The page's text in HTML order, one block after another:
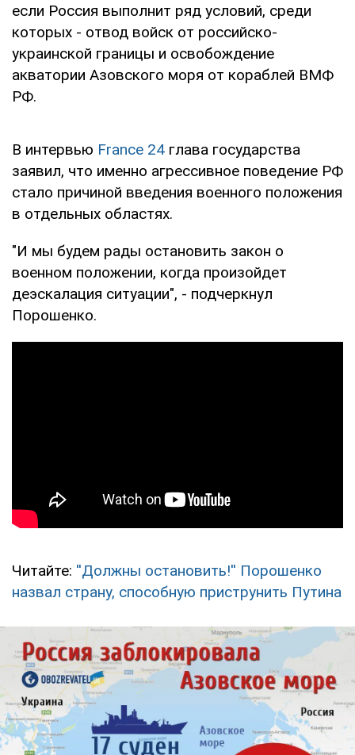
если Россия выполнит ряд условий, среди
которых - отвод войск от российско-
украинской границы и освобождение
акватории Азовского моря от кораблей ВМФ
РФ.
В интервью France 24 глава государства
заявил, что именно агрессивное поведение РФ
стало причиной введения военного положения
в отдельных областях.
"И мы будем рады остановить закон о
военном положении, когда произойдет
деэскалация ситуации", - подчеркнул
Порошенко.
Читайте: ''Должны остановить!'' Порошенко
назвал страну, способную приструнить Путина